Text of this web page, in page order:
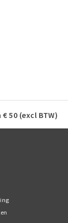
50 (excl BTW)